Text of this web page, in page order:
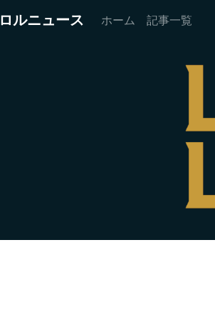
ロルニュース ホーム 記事一覧